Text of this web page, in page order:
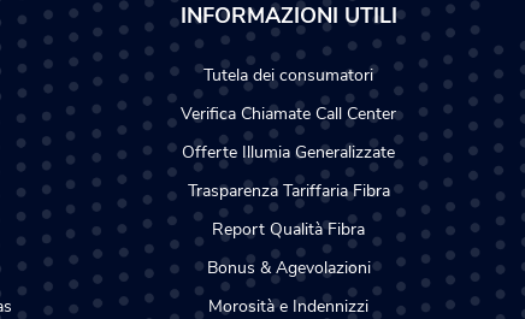
INFORMAZIONI UTILI
Tutela dei consumatori
Verifica Chiamate Call Center
Offerte Illumia Generalizzate
Trasparenza Tariffaria Fibra
Report Qualità Fibra
Bonus & Agevolazioni
Morosità e Indennizzi